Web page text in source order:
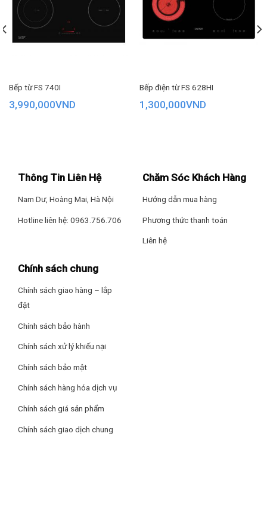
thống khóa và van xả an toàn khi dùng, đóng mở dễ dàng để
bạn an tâm sử dụng.
Bếp từ FS 740I
3,990,000VND
Bếp điện từ FS 628HI
1,300,000VND
Thông Tin Liên Hệ
Nam Dư, Hoàng Mai, Hà Nội
Hotline liên hệ: 0963.756.706
Chăm Sóc Khách Hàng
Hướng dẫn mua hàng
Phương thức thanh toán
Liên hệ
Chính sách chung
Chính sách giao hàng – lắp
đặt
Chính sách bảo hành
Chính sách xử lý khiếu nại
Chính sách bảo mật
Chính sách hàng hóa dịch vụ
Chính sách giá sản phẩm
Chính sách giao dịch chung